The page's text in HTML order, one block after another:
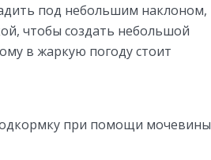
под небольшим наклоном,
чтобы создать небольшой
в жаркую погоду стоит
при помощи мочевины